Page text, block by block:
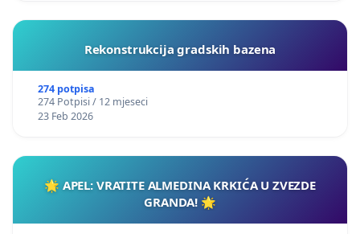
Rekonstrukcija gradskih bazena
274 potpisa
274 Potpisi / 12 mjeseci
23 Feb 2026
🌟 APEL: VRATITE ALMEDINA KRKIĆA U ZVEZDE
GRANDA! 🌟